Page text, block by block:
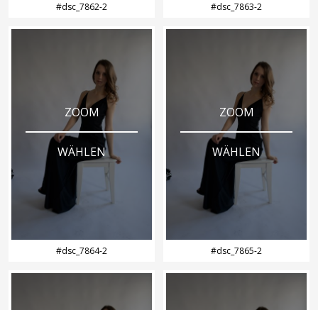
#dsc_7862-2 #dsc_7863-2
ZOOM
WÄHLEN
#dsc_7864-2
ZOOM
WÄHLEN
#dsc_7865-2